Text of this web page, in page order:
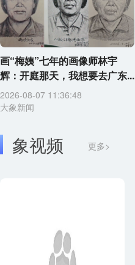
画“梅姨”七年的画像师林宇
辉：开庭那天，我想要去广东...
2026-08-07 11:36:48
大象新闻
象视频 更多>